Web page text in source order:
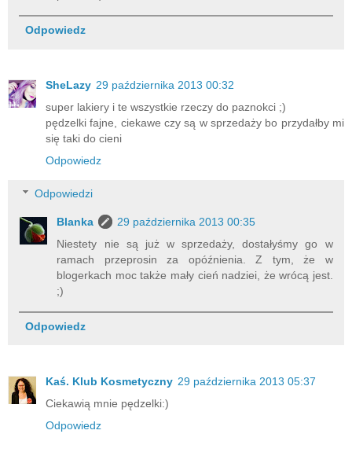
Odpowiedz
SheLazy 29 października 2013 00:32
super lakiery i te wszystkie rzeczy do paznokci ;)
pędzelki fajne, ciekawe czy są w sprzedaży bo przydałby mi
się taki do cieni
Odpowiedz
Odpowiedzi
Blanka
29 października 2013 00:35
Niestety nie są już w sprzedaży, dostałyśmy go w
ramach przeprosin za opóźnienia. Z tym, że w
blogerkach moc także mały cień nadziei, że wrócą jest.
;)
Odpowiedz
Kaś. Klub Kosmetyczny 29 października 2013 05:37
Ciekawią mnie pędzelki:)
Odpowiedz